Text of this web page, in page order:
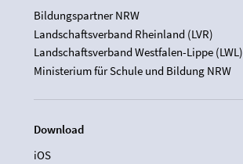
Bildungspartner NRW
Landschaftsverband Rheinland (LVR)
Landschaftsverband Westfalen-Lippe (LWL)
Ministerium für Schule und Bildung NRW
Download
iOS